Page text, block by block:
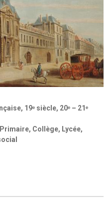
19ᵉ siècle, 20ᵉ – 21ᵉ
Collège, Lycée,